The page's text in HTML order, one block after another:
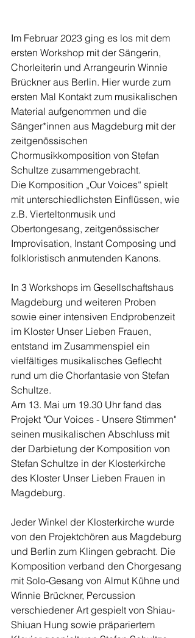
Im Februar 2023 ging es los mit dem
ersten Workshop mit der Sängerin,
Chorleiterin und Arrangeurin Winnie
Brückner aus Berlin. Hier wurde zum
ersten Mal Kontakt zum musikalischen
Material aufgenommen und die
Sänger*innen aus Magdeburg mit der
zeitgenössischen
Chormusikkomposition von Stefan
Schultze zusammengebracht.
Die Komposition „Our Voices“ spielt
mit unterschiedlichsten Einflüssen, wie
z.B. Vierteltonmusik und
Obertongesang, zeitgenössischer
Improvisation, Instant Composing und
folkloristisch anmutenden Kanons.
In 3 Workshops im Gesellschaftshaus
Magdeburg und weiteren Proben
sowie einer intensiven Endprobenzeit
im Kloster Unser Lieben Frauen,
entstand im Zusammenspiel ein
vielfältiges musikalisches Geflecht
rund um die Chorfantasie von Stefan
Schultze.
Am 13. Mai um 19.30 Uhr fand das
Projekt "Our Voices - Unsere Stimmen"
seinen musikalischen Abschluss mit
der Darbietung der Komposition von
Stefan Schultze in der Klosterkirche
des Kloster Unser Lieben Frauen in
Magdeburg.
Jeder Winkel der Klosterkirche wurde
von den Projektchören aus Magdeburg
und Berlin zum Klingen gebracht. Die
Komposition verband den Chorgesang
mit Solo-Gesang von Almut Kühne und
Winnie Brückner, Percussion
verschiedener Art gespielt von Shiau-
Shiuan Hung sowie präpariertem